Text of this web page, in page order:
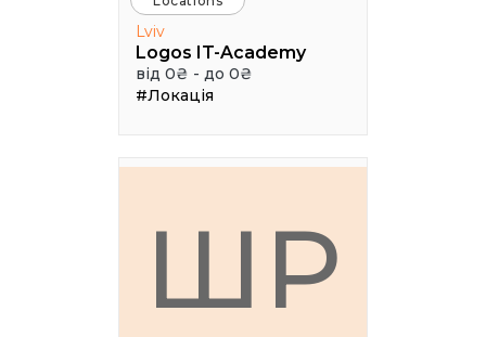
Lviv
Logos IT-Academy
від 0₴ - до 0₴
#Локація
ШР